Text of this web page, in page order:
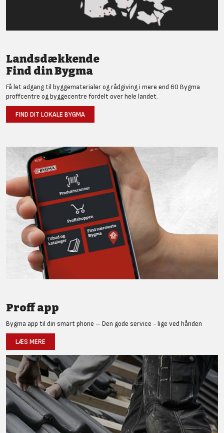
Landsdækkende
Find din Bygma
Få let adgang til byggematerialer og rådgiving i mere end 60 Bygma
proffcentre og byggecentre fordelt over hele landet.
FIND DIT LOKALE BYGMA
Proff app
Bygma app til din smart phone – Den gode service - lige ved hånden
LÆS MERE